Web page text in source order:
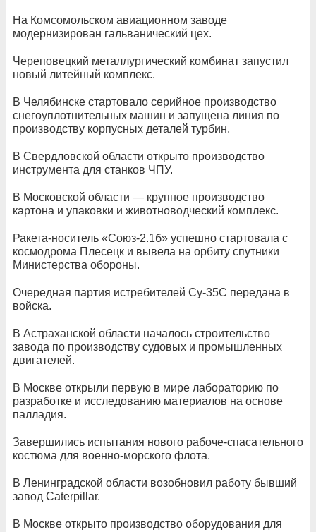
На Комсомольском авиационном заводе
модернизирован гальванический цех.
Череповецкий металлургический комбинат запустил
новый литейный комплекс.
В Челябинске стартовало серийное производство
снегоуплотнительных машин и запущена линия по
производству корпусных деталей турбин.
В Свердловской области открыто производство
инструмента для станков ЧПУ.
В Московской области — крупное производство
картона и упаковки и животноводческий комплекс.
Ракета-носитель «Союз-2.1б» успешно стартовала с
космодрома Плесецк и вывела на орбиту спутники
Министерства обороны.
Очередная партия истребителей Су-35С передана в
войска.
В Астраханской области началось строительство
завода по производству судовых и промышленных
двигателей.
В Москве открыли первую в мире лабораторию по
разработке и исследованию материалов на основе
палладия.
Завершились испытания нового рабоче-спасательного
костюма для военно-морского флота.
В Ленинградской области возобновил работу бывший
завод Caterpillar.
В Москве открыто производство оборудования для